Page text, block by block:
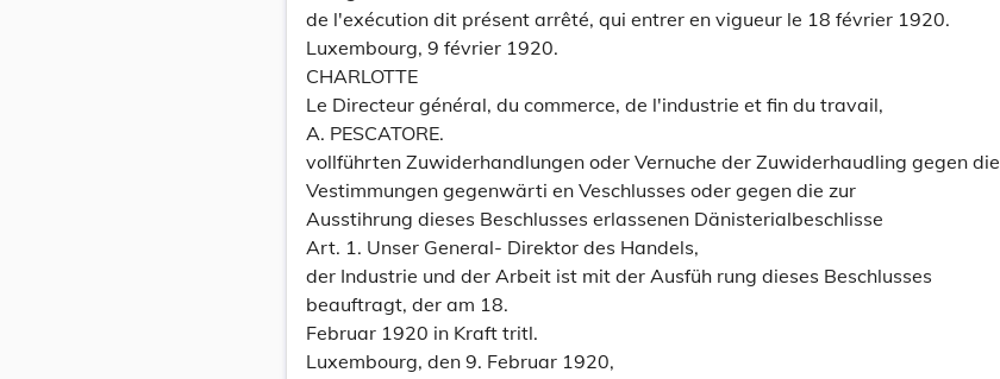
de l'exécution dit présent arrêté, qui entrer en vigueur le 18 février 1920.
Luxembourg, 9 février 1920.
CHARLOTTE
Le Directeur général, du commerce, de l'industrie et fin du travail,
A. PESCATORE.
vollführten Zuwiderhandlungen oder Vernuche der Zuwiderhaudling gegen die
Vestimmungen gegenwärti en Veschlusses oder gegen die zur
Ausstihrung dieses Beschlusses erlassenen Dänisterialbeschlisse
Art. 1. Unser General- Direktor des Handels,
der Industrie und der Arbeit ist mit der Ausfüh rung dieses Beschlusses
beauftragt, der am 18.
Februar 1920 in Kraft tritl.
Luxembourg, den 9. Februar 1920,